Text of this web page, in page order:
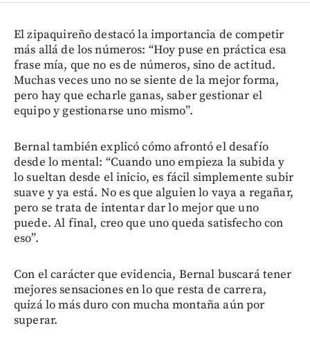
El zipaquireño destacó la importancia de competir
más allá de los números: “Hoy puse en práctica esa
frase mía, que no es de números, sino de actitud.
Muchas veces uno no se siente de la mejor forma,
pero hay que echarle ganas, saber gestionar el
equipo y gestionarse uno mismo”.
Bernal también explicó cómo afrontó el desafío
desde lo mental: “Cuando uno empieza la subida y
lo sueltan desde el inicio, es fácil simplemente subir
suave y ya está. No es que alguien lo vaya a regañar,
pero se trata de intentar dar lo mejor que uno
puede. Al final, creo que uno queda satisfecho con
eso”.
Con el carácter que evidencia, Bernal buscará tener
mejores sensaciones en lo que resta de carrera,
quizá lo más duro con mucha montaña aún por
superar.